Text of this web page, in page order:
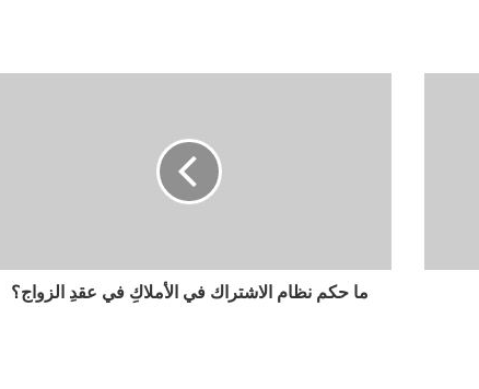
ما حكم نظام الاشتراك في الأملاكِ في عقدِ الزواج؟